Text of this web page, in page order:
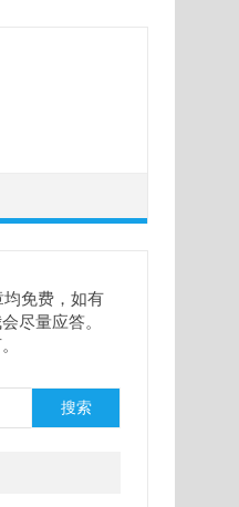
免费，如有
尽量应答。
搜索